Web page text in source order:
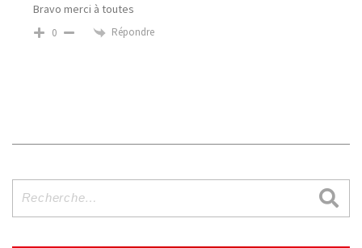
Bravo merci à toutes
0 Répondre
pour